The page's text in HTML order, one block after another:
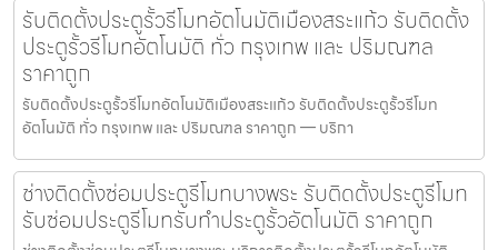
รับติดตั้งประตูรั้วรีโมทอัตโนมัติเมืองสระแก้ว รับติดตั้ง
ประตูรั้วรีโมทอัตโนมัติ ทั่ว กรุงเทพ และ ปริมณฑล
ราคาถูก
รับติดตั้งประตูรั้วรีโมทอัตโนมัติเมืองสระแก้ว รับติดตั้งประตูรั้วรีโมท
อัตโนมัติ ทั่ว กรุงเทพ และ ปริมณฑล ราคาถูก — บริกา
ช่างติดตั้งซ่อมประตูรีโมทบางพระ รับติดตั้งประตูรีโมท
รับซ่อมประตูรีโมทรับทำประตูรั้วอัตโนมัติ ราคาถูก